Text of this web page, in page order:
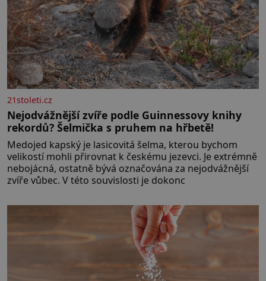
21stoleti.cz
Nejodvážnější zvíře podle Guinnessovy knihy
rekordů? Šelmička s pruhem na hřbetě!
Medojed kapský je lasicovitá šelma, kterou bychom
velikostí mohli přirovnat k českému jezevci. Je extrémně
nebojácná, ostatně bývá označována za nejodvážnější
zvíře vůbec. V této souvislosti je dokonc